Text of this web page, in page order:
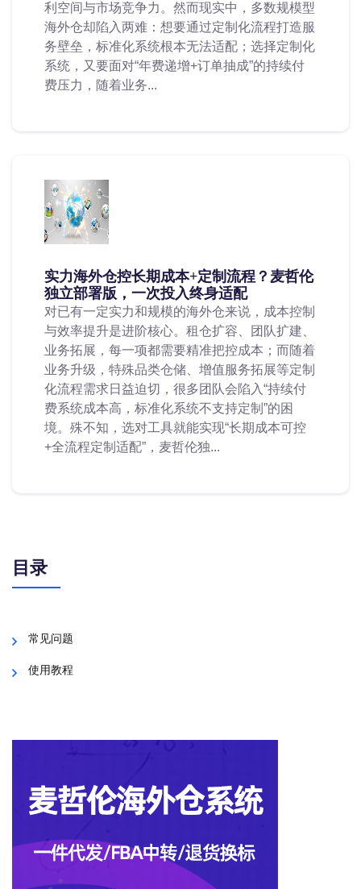
利空间与市场竞争力。然而现实中，多数规模型
海外仓却陷入两难：想要通过定制化流程打造服
务壁垒，标准化系统根本无法适配；选择定制化
系统，又要面对“年费递增+订单抽成”的持续付
费压力，随着业务...
实力海外仓控长期成本+定制流程？麦哲伦
独立部署版，一次投入终身适配
对已有一定实力和规模的海外仓来说，成本控制
与效率提升是进阶核心。租仓扩容、团队扩建、
业务拓展，每一项都需要精准把控成本；而随着
业务升级，特殊品类仓储、增值服务拓展等定制
化流程需求日益迫切，很多团队会陷入“持续付
费系统成本高，标准化系统不支持定制”的困
境。殊不知，选对工具就能实现“长期成本可控
+全流程定制适配”，麦哲伦独...
目录
常见问题
使用教程